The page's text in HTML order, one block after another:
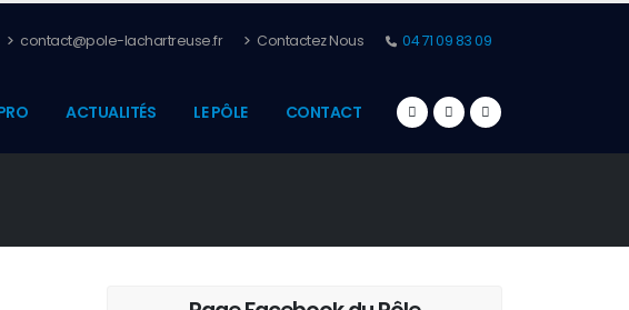
contact@pole-lachartreuse.fr Contactez Nous 04 71 09 83 09
ACTUALITÉS LE PÔLE CONTACT